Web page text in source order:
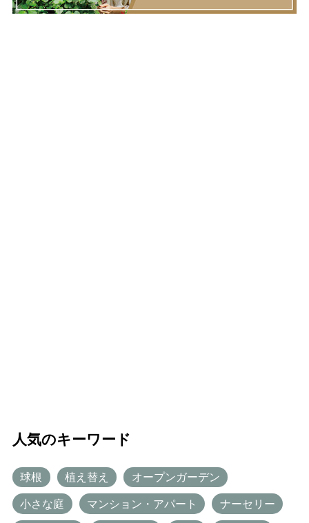
人気のキーワード
球根 植え替え オープンガーデン
小さな庭 マンション・アパート ナーセリー